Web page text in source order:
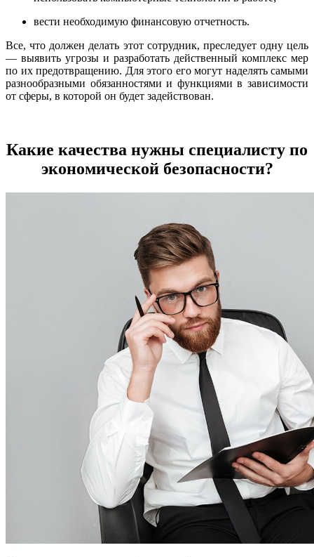
вести необходимую финансовую отчетность.
Все, что должен делать этот сотрудник, преследует одну цель
— выявить угрозы и разработать действенный комплекс мер
по их предотвращению. Для этого его могут наделять самыми
разнообразными обязанностями и функциями в зависимости
от сферы, в которой он будет задействован.
Какие качества нужны специалисту по
экономической безопасности?